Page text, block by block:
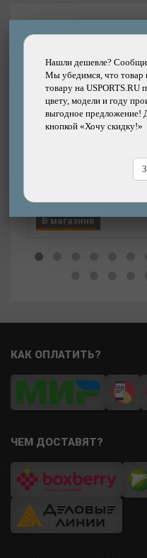
целесообразно.
Нашли дешевле?
Мы убедимся, что товар
товару на USPORTS.RU
цвету, модели и году
выгодное предложение!
кнопкой «Хочу скидку!»
Другие
Покрышка
5690р.
В магазине
КАК ОПЛАТИТЬ?
ЧЕМ ДОСТАВЯТ?